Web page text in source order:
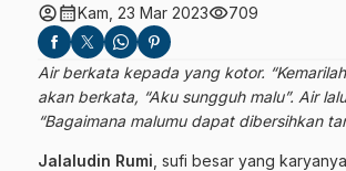
account_circlecalendar_monthKam, 23 Mar 2023visibility709
Air berkata kepada yang kotor.
akan berkata, “Aku sungguh malu”. Air
“Bagaimana malumu dapat dibersihkan
Jalaludin Rumi , sufi besar yang